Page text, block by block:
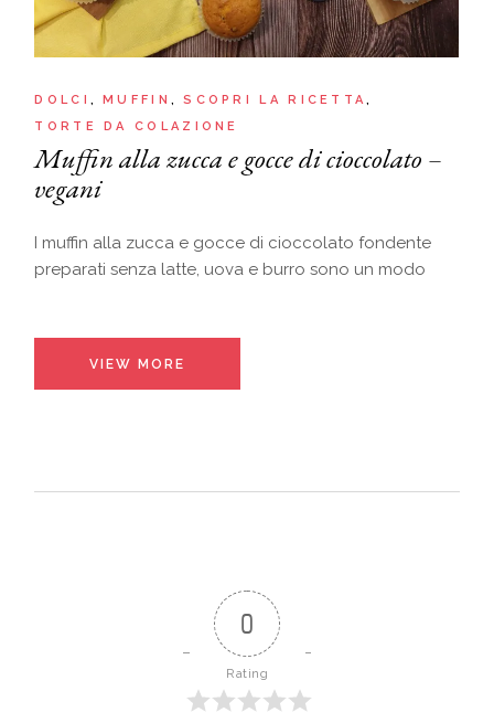
DOLCI MUFFIN
SCOPRI LA RICETTA
TORTE DA COLAZIONE
Muffin alla zucca e gocce di cioccolato –
vegani
I muffin alla zucca e gocce di cioccolato fondente
preparati senza latte, uova e burro sono un modo
VIEW MORE
0
Rating